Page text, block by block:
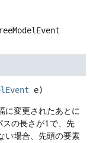
e)
に変更されたあとに
の長さが1で、先
い場合、先頭の要素